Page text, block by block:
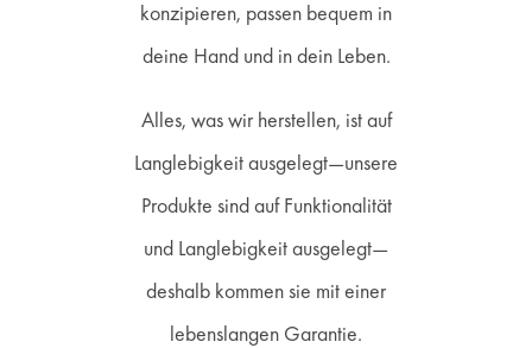
konzipieren, passen bequem in
deine Hand und in dein Leben.
Alles, was wir herstellen, ist auf
Langlebigkeit ausgelegt—unsere
Produkte sind auf Funktionalität
und Langlebigkeit ausgelegt—
deshalb kommen sie mit einer
lebenslangen Garantie.